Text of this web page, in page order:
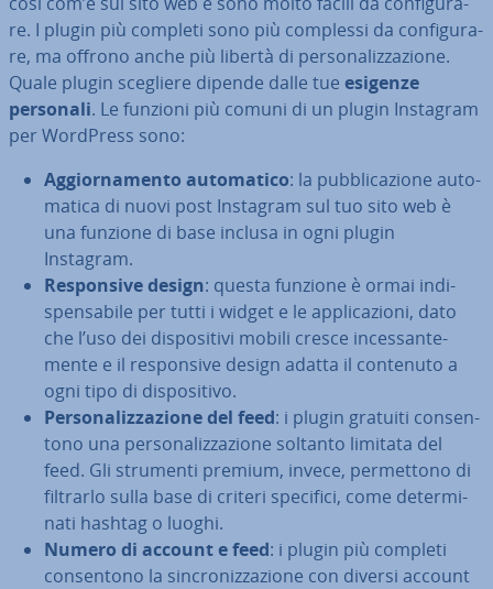
re. I plugin più completi sono più complessi da con­fi­gu­ra­
re, ma offrono anche più libertà di per­so­na­liz­za­zio­ne.
Quale plugin scegliere dipende dalle tue esigenze
personali. Le funzioni più comuni di un plugin Instagram
per WordPress sono:
Ag­gior­na­men­to au­to­ma­ti­co: la pub­bli­ca­zio­ne au­to­
ma­ti­ca di nuovi post Instagram sul tuo sito web è
una funzione di base inclusa in ogni plugin
Instagram.
Re­spon­si­ve design: questa funzione è ormai in­di­
spen­sa­bi­le per tutti i widget e le ap­pli­ca­zio­ni, dato
che l’uso dei di­spo­si­ti­vi mobili cresce in­ces­san­te­
men­te e il re­spon­si­ve design adatta il contenuto a
ogni tipo di di­spo­si­ti­vo.
Per­so­na­liz­za­zio­ne del feed: i plugin gratuiti con­sen­
to­no una per­so­na­liz­za­zio­ne soltanto limitata del
feed. Gli strumenti premium, invece, per­met­to­no di
filtrarlo sulla base di criteri specifici, come de­ter­mi­
na­ti hashtag o luoghi.
Numero di account e feed: i plugin più completi
con­sen­to­no la sin­cro­niz­za­zio­ne con diversi account